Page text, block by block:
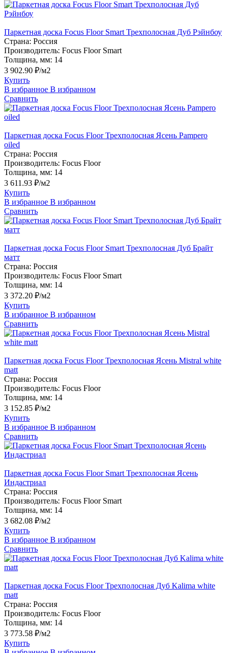
Паркетная доска Focus Floor Smart Трехполосная Дуб Рэйнбоу
Страна: Россия
Производитель: Focus Floor Smart
Толщина, мм: 14
3 902.90 ₽/м2
Купить
В избранное В избранном
Сравнить
Паркетная доска Focus Floor Трехполосная Ясень Pampero
oiled
Страна: Россия
Производитель: Focus Floor
Толщина, мм: 14
3 611.93 ₽/м2
Купить
В избранное В избранном
Сравнить
Паркетная доска Focus Floor Smart Трехполосная Дуб Брайт
матт
Страна: Россия
Производитель: Focus Floor Smart
Толщина, мм: 14
3 372.20 ₽/м2
Купить
В избранное В избранном
Сравнить
Паркетная доска Focus Floor Трехполосная Ясень Mistral white
matt
Страна: Россия
Производитель: Focus Floor
Толщина, мм: 14
3 152.85 ₽/м2
Купить
В избранное В избранном
Сравнить
Паркетная доска Focus Floor Smart Трехполосная Ясень
Индастриал
Страна: Россия
Производитель: Focus Floor Smart
Толщина, мм: 14
3 682.08 ₽/м2
Купить
В избранное В избранном
Сравнить
Паркетная доска Focus Floor Трехполосная Дуб Kalima white
matt
Страна: Россия
Производитель: Focus Floor
Толщина, мм: 14
3 773.58 ₽/м2
Купить